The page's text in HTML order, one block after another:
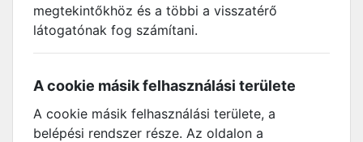
megtekintőkhöz és a többi a visszatérő
látogatónak fog számítani.
A cookie másik felhasználási területe
A cookie másik felhasználási területe, a
belépési rendszer része. Az oldalon a